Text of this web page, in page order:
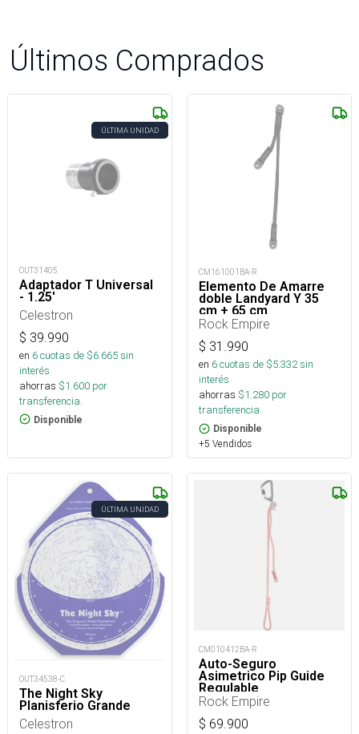
Últimos Comprados
ÚLTIMA UNIDAD
OUT31405
Adaptador T Universal
- 1.25'
Celestron
$ 39.990
en 6cuotas de $6.665sin
interés
ahorras $1.600 por
transferencia.
Disponible
CM161001BA-R
Elemento De Amarre
doble Landyard Y 35
cm + 65 cm
Rock Empire
$ 31.990
en 6cuotas de $5.332sin
interés
ahorras $1.280 por
transferencia.
Disponible
+5 Vendidos
ÚLTIMA UNIDAD
OUT34538-C
The Night Sky
Planisferio Grande
Celestron
CM010412BA-R
Auto-Seguro
Asimetrico Pip Guide
Regulable
Rock Empire
$ 69.900